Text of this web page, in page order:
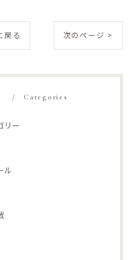
戻る 次のページ >
Categories
リー
ル